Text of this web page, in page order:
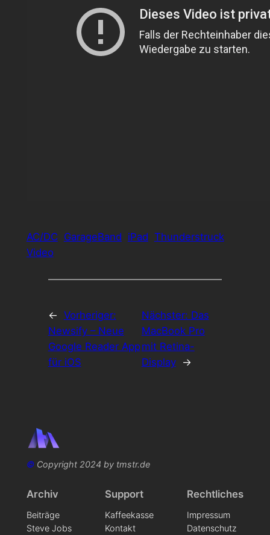
AC/DC GarageBand iPad Thunderstruck
Video
← Vorheriger:
Newsify – Neue
Google Reader App
für iOS
Nächster: Das
MacBook Pro
mit Retina-
Display
→
©Copyright 2024 by tmstr.de
Archiv
Beiträge
Steve Jobs
Support
Kaffeekasse
Kontakt
Rechtliches
Impressum
Datenschutz